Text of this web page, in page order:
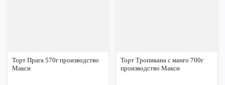
Торт Прага 570г производство
Макси
Торт Тропикана с манго 700г
производство Макси